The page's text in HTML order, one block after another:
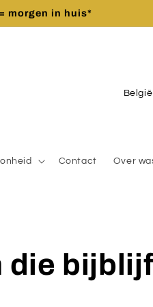
morgen in huis*
Contact Over
L
d
g
i
die